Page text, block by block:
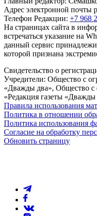
Адрес электронной почты
Телефон Редакции: +7 968
На страницах сайта в
встречаться указание на
данный сервис
которой признана
Свидетельство о
Учредители: Общество с
«Дважды два», Общество с
«Редакция газеты «Дважды
Правила использования
Политика в отношении
Политика использования
Согласие на обработку
Обновить страницу